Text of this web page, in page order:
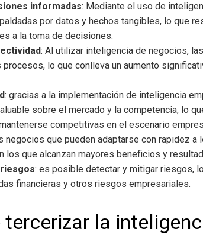
informadas: Mediante el uso de
por datos y hechos tangibles, lo que
a la toma de decisiones.
: Al utilizar inteligencia de negocios,
lo que conlleva un aumento
: gracias a la implementación de inteligencia
sobre el mercado y la competencia, lo
competitivas en el escenario
negocios que pueden adaptarse con rapidez
los que alcanzan mayores beneficios y
: es posible detectar y mitigar riesgos,
financieras y otros riesgos empresariales.
tercerizar la